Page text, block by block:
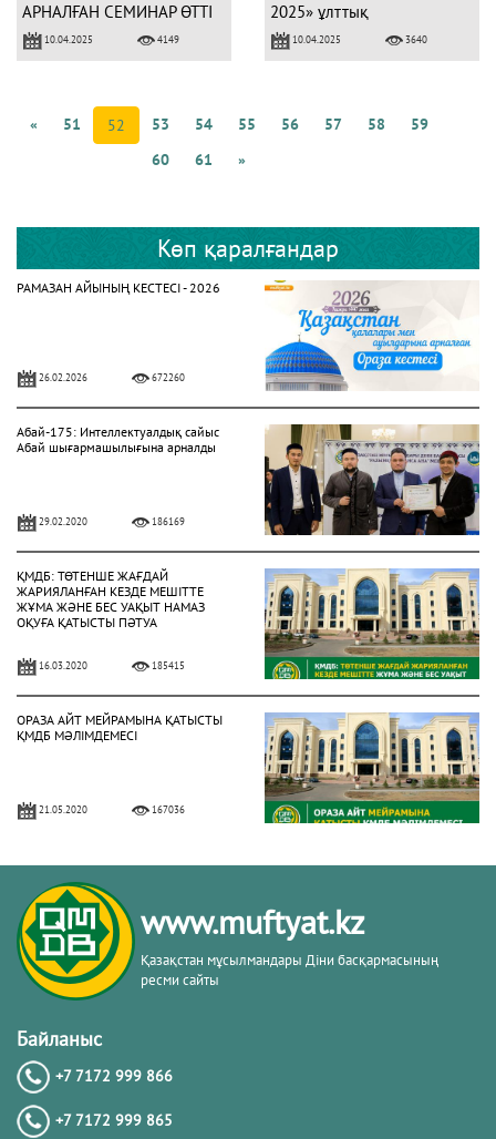
АРНАЛҒАН СЕМИНАР ӨТТІ
10.04.2025 4149
2025» ұлттық
баяндамасының жобасын
талқылауға қатысты
10.04.2025 3640
« 51 52 53 54 55 56 57 58
59
60
61 »
Көп қаралғандар
РАМАЗАН АЙЫНЫҢ КЕСТЕСІ - 2026
26.02.2026 672260
Абай-175: Интеллектуалдық сайыс
Абай шығармашылығына арналды
29.02.2020 186169
ҚМДБ: ТӨТЕНШЕ ЖАҒДАЙ
ЖАРИЯЛАНҒАН КЕЗДЕ МЕШІТТЕ
ЖҰМА ЖӘНЕ БЕС УАҚЫТ НАМАЗ
ОҚУҒА ҚАТЫСТЫ ПӘТУА
16.03.2020 185415
ОРАЗА АЙТ МЕЙРАМЫНА ҚАТЫСТЫ
ҚМДБ МӘЛІМДЕМЕСІ
21.05.2020 167036
БИЫЛ РАМАЗАН АЙЫ 13 СӘУІРДЕ
БАСТАЛАДЫ (ФОТО)
02.04.2021
БЕРІЛДІ (ФОТО)
02.05.2021
www.muftyat.kz
Қазақстан мұсылмандары Діни басқармасының
ресми сайты
Байланыс
+7 7172 999 866
+7 7172 999 865